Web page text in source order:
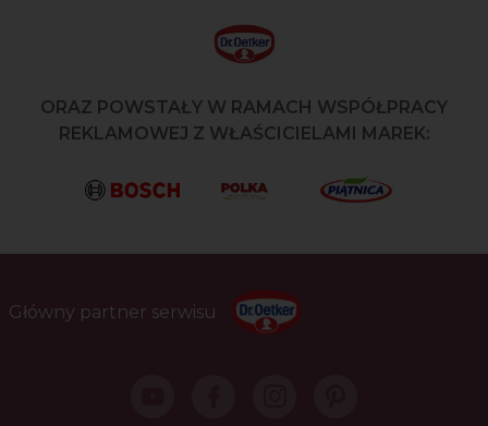
ORAZ POWSTAŁY W RAMACH WSPÓŁPRACY
REKLAMOWEJ Z WŁAŚCICIELAMI MAREK:
Główny partner serwisu